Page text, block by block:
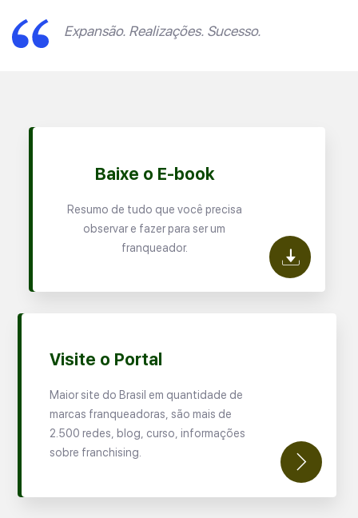
Expansão. Realizações. Sucesso.
Baixe o E-book
Resumo de tudo que você precisa
observar e fazer para ser um
franqueador.
Visite o Portal
Maior site do Brasil em quantidade de
marcas franqueadoras, são mais de
2.500 redes, blog, curso, informações
sobre franchising.